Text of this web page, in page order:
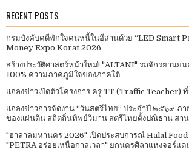
RECENT POSTS
กรมบังคับคดีพักใจคนหนี้ในอีสานด้วย “LED Smart
Money Expo Korat 2026
สร้างประวัติศาสตร์หน้าใหม่! "ALTANI" รถจักรยานย
100% ความภาคภูมิใจของภาคใต้
แถลงข่าวเปิดตัวโครงการ ครู TT (Traffic Teacher) ทั่
แถลงข่าวการจัดงาน “วันสตรีไทย” ประจําปี ๒๕๖๙ ภ
ของแผ่นดิน สถิตถิ่นทิพย์วิมาน สตรีไทยตั้งปณิธาน สา
"ฮาลาลมหานคร 2026" เปิดประสบการณ์ Halal
"PETRA อร่อยเหนือกาลเวลา" ยกนครศิลาแห่งจอร์แด